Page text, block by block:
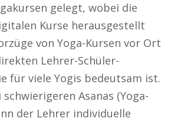
gelegt, wobei die
Kurse herausgestellt
von Yoga-Kursen vor Ort
Lehrer-Schüler-
für viele Yogis bedeutsam ist.
Asanas (Yoga-
der Lehrer individuelle